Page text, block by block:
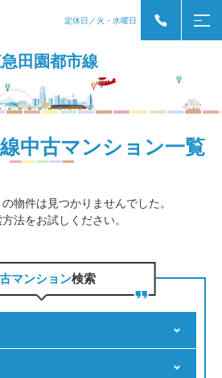
定休日／火・水曜日
田園都市線
中古マンション一覧
物件は見つかりませんでした。
法をお試しください。
マンション検索